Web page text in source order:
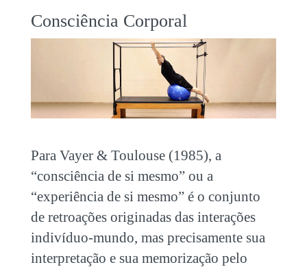
Consciência Corporal
Para Vayer & Toulouse (1985), a
“consciência de si mesmo” ou a
“experiência de si mesmo” é o conjunto
de retroações originadas das interações
indivíduo-mundo, mas precisamente sua
interpretação e sua memorização pelo